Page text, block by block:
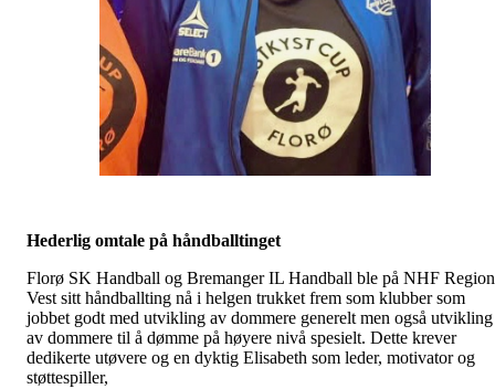
Hederlig omtale på håndballtinget
Florø SK Handball og Bremanger IL Handball ble på NHF Region
Vest sitt håndballting nå i helgen trukket frem som klubber som
jobbet godt med utvikling av dommere generelt men også utvikling
av dommere til å dømme på høyere nivå spesielt. Dette krever
dedikerte utøvere og en dyktig Elisabeth som leder, motivator og
støttespiller,